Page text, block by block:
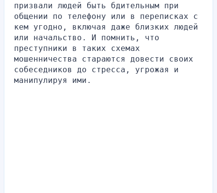
призвали людей быть бдительным при
общении по телефону или в переписках с
кем угодно, включая даже близких людей
или начальство. И помнить, что
преступники в таких схемах
мошенничества стараются довести своих
собеседников до стресса, угрожая и
манипулируя ими.